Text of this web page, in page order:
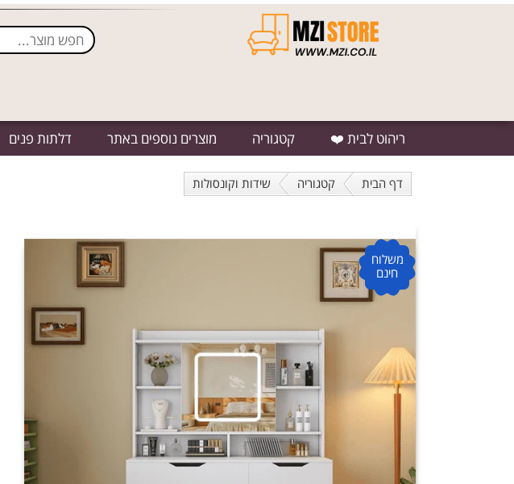
ריהוט לבית ❤️ קטגוריה מוצרים נוספים באתר דלתות פנים
דף הבית קטגוריה שידות וקונסולות
משלוח
חינם